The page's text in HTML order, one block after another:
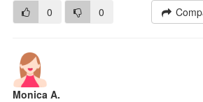
0 0
Monica A.